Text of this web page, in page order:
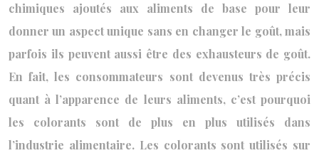
chimiques ajoutés aux aliments de base pour leur
donner un aspect unique sans en changer le goût, mais
parfois ils peuvent aussi être des exhausteurs de goût.
En fait, les consommateurs sont devenus très précis
quant à l’apparence de leurs aliments, c’est pourquoi
les colorants sont de plus en plus utilisés dans
l’industrie alimentaire. Les colorants sont utilisés sur